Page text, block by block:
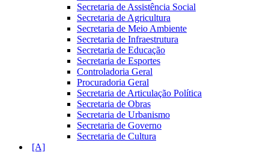
Secretaria de Assistência Social
Secretaria de Agricultura
Secretaria de Meio Ambiente
Secretaria de Infraestrutura
Secretaria de Educação
Secretaria de Esportes
Controladoria Geral
Procuradoria Geral
Secretaria de Articulação Política
Secretaria de Obras
Secretaria de Urbanismo
Secretaria de Governo
Secretaria de Cultura